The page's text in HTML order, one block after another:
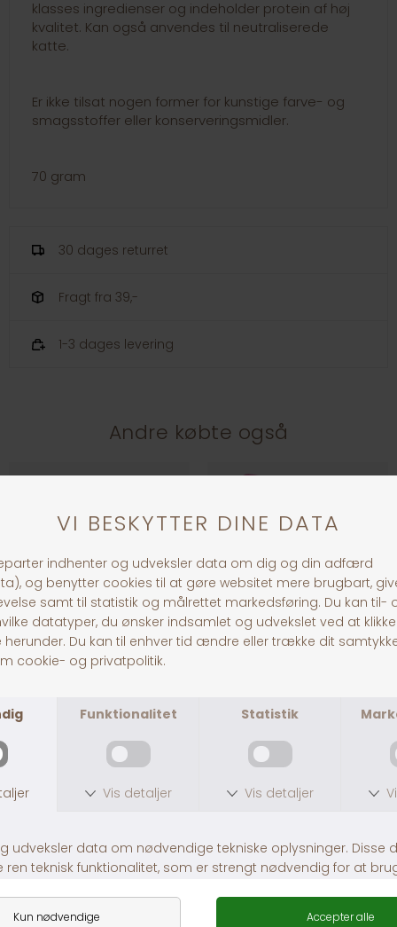
klasses ingredienser og indeholder protein af høj
kvalitet. Kan også anvendes til neutraliserede
katte.
Er ikke tilsat nogen former for kunstige farve- og
smagsstoffer eller konserveringsmidler.
70 gram
30 dages returret
Fragt fra 39,-
1-3 dages levering
Andre købte også
Leonardo Vådfoder Kylling
DKK 12,00